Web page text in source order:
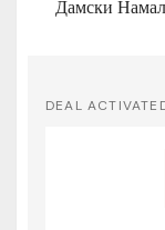
Дамски
DEAL